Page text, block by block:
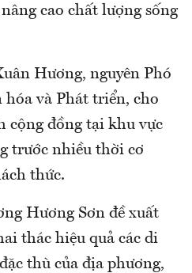
cao chất lượng sống
Hương, nguyên Phó
và Phát triển, cho
cộng đồng tại khu vực
trước nhiều thời cơ
thức.
Hương Sơn đề xuất
thác hiệu quả các di
thù của địa phương,